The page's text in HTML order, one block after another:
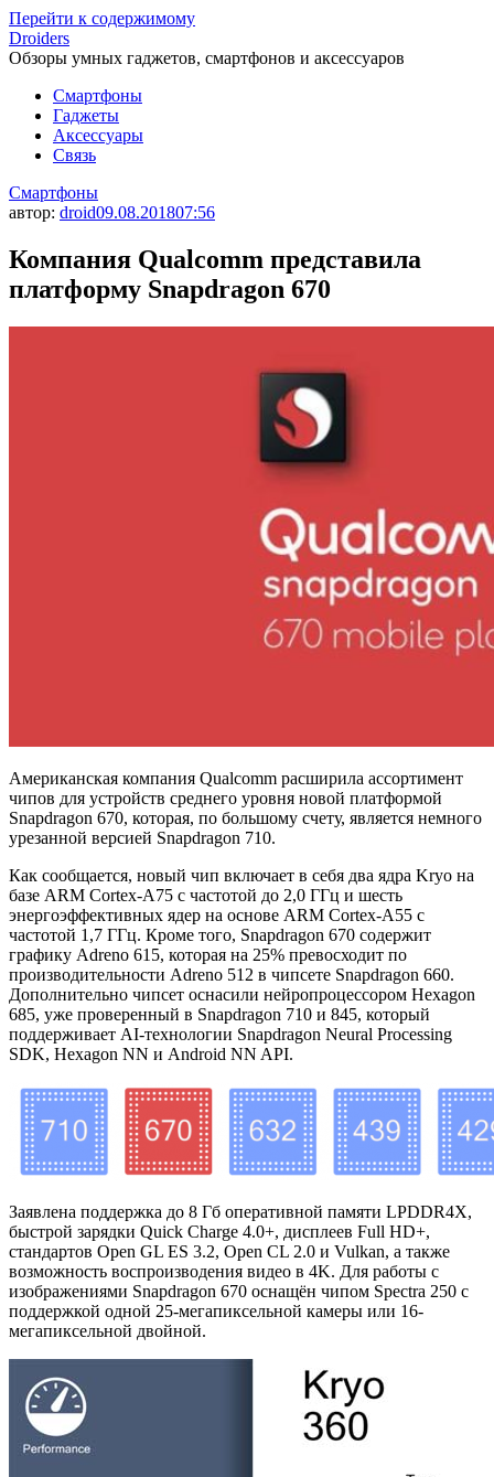
Перейти к содержимому
Droiders
Обзоры умных гаджетов, смартфонов и аксессуаров
Смартфоны
Гаджеты
Аксессуары
Связь
Смартфоны
автор: droid09.08.201807:56
Компания Qualcomm представила
платформу Snapdragon 670
Американская компания Qualcomm расширила ассортимент
чипов для устройств среднего уровня новой платформой
Snapdragon 670, которая, по большому счету, является немного
урезанной версией Snapdragon 710.
Как сообщается, новый чип включает в себя два ядра Kryo на
базе ARM Cortex-A75 с частотой до 2,0 ГГц и шесть
энергоэффективных ядер на основе ARM Cortex-A55 с
частотой 1,7 ГГц. Кроме того, Snapdragon 670 содержит
графику Adreno 615, которая на 25% превосходит по
производительности Adreno 512 в чипсете Snapdragon 660.
Дополнительно чипсет оснасили нейропроцессором Hexagon
685, уже проверенный в Snapdragon 710 и 845, который
поддерживает AI-технологии Snapdragon Neural Processing
SDK, Hexagon NN и Android NN API.
Заявлена поддержка до 8 Гб оперативной памяти LPDDR4X,
быстрой зарядки Quick Charge 4.0+, дисплеев Full HD+,
стандартов Open GL ES 3.2, Open CL 2.0 и Vulkan, а также
возможность воспроизводения видео в 4K. Для работы с
изображениями Snapdragon 670 оснащён чипом Spectra 250 с
поддержкой одной 25-мегапиксельной камеры или 16-
мегапиксельной двойной.